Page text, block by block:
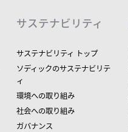
サステナビリティ
サステナビリティ トップ
ソディックのサステナビリテ
ィ
環境への取り組み
社会への取り組み
ガバナンス